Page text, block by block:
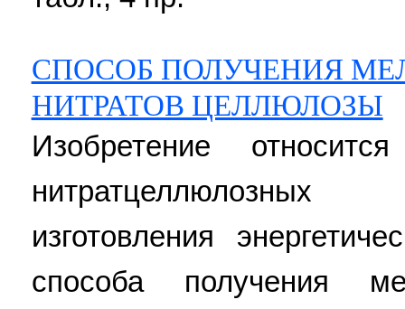
СПОСОБ ПОЛУЧЕНИЯ
НИТРАТОВ ЦЕЛЛЮЛОЗЫ
Изобретение
изготовления
способа получения